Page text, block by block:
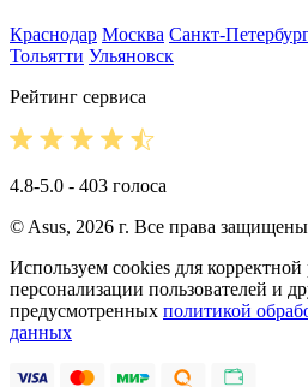
Краснодар Москва Санкт-
Тольятти Ульяновск
Рейтинг сервиса
4.8-5.0 - 403 голоса
© Asus, 2026 г. Все права
Используем cookies для корректной
персонализации пользователей и
предусмотренных политикой
данных